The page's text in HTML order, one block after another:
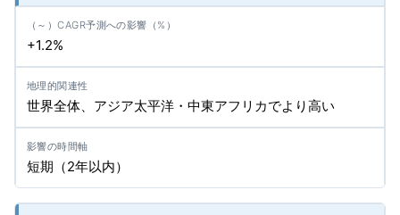
+1.2%
世界全体、アジア太平洋・中東アフリカでより高い
短期（2年以内）